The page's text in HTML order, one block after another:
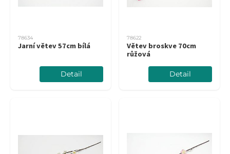
78634
Jarní větev 57cm bílá
Detail
78622
Větev broskve 70cm
růžová
Detail